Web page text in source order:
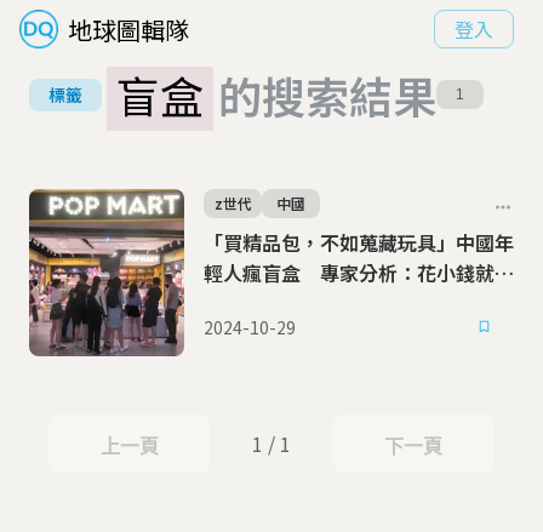
地球圖輯隊 登入
標籤 盲盒 的搜索結果 1
「買精品包，不如蒐藏玩具」中國年
輕人瘋盲盒 專家分析：花小錢就買
z世代 中國
2024-10-29
上一頁
上一頁 1 / 1 下一頁
下一頁